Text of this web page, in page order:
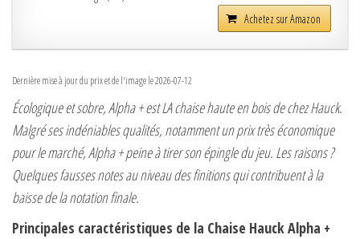
Achetez sur Amazon
Dernière mise à jour du prix et de l'image le 2026-07-12
Écologique et sobre, Alpha + est LA chaise haute en bois de chez Hauck.
Malgré ses indéniables qualités, notamment un prix très économique
pour le marché, Alpha + peine à tirer son épingle du jeu. Les raisons ?
Quelques fausses notes au niveau des finitions qui contribuent à la
baisse de la notation finale.
Principales caractéristiques de la Chaise Hauck Alpha +